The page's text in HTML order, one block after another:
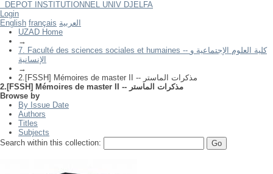
DEPOT INSTITUTIONNEL UNIV DJELFA
Login
English français العربية
UZAD Home
→
7. Faculté des sciences sociales et humaines -- كلية العلوم الإجتماعية و
الإنسانية
→
2.[FSSH] Mémoires de master II -- مذكرات الماستر
2.[FSSH] Mémoires de master II -- مذكرات الماستر
Browse by
By Issue Date
Authors
Titles
Subjects
Search within this collection: